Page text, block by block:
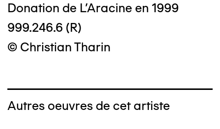
Donation de L'Aracine en 1999
999.246.6 (R)
© Christian Tharin
Autres oeuvres de cet artiste